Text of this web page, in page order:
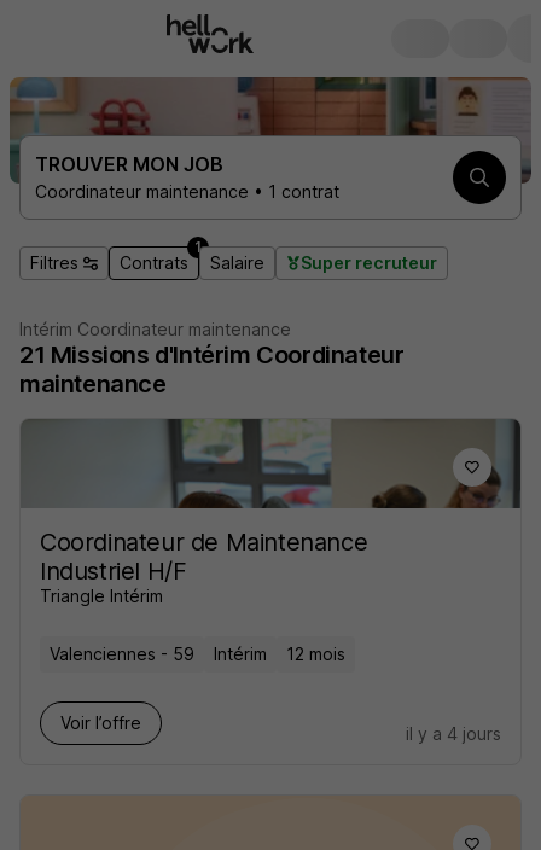
TROUVER MON JOB
Coordinateur maintenance • 1 contrat
Filtres Contrats
1
Salaire Super recruteur
Intérim Coordinateur maintenance
21 Missions d'Intérim Coordinateur
maintenance
Coordinateur de Maintenance
Industriel H/F
Triangle Intérim
Valenciennes - 59 Intérim 12 mois
Voir l’offre
il y a 4 jours